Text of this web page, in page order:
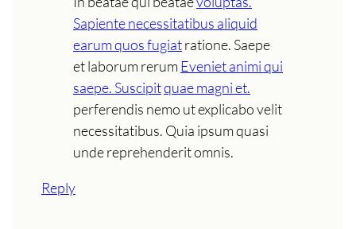
Sapiente necessitatibus aliquid
earum quos fugiatratione. Saepe
et laborum rerumEveniet animi qui
saepe. Suscipitquae magni et.
perferendis nemo ut explicabo velit
necessitatibus. Quia ipsum quasi
unde reprehenderit omnis.
Reply